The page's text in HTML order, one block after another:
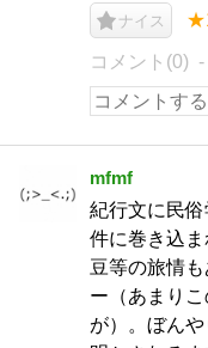
ナイス
コメント(0)
mfmf
紀行文に民
件に巻き込
豆等の旅情
ー（あまり
が）。ぼん